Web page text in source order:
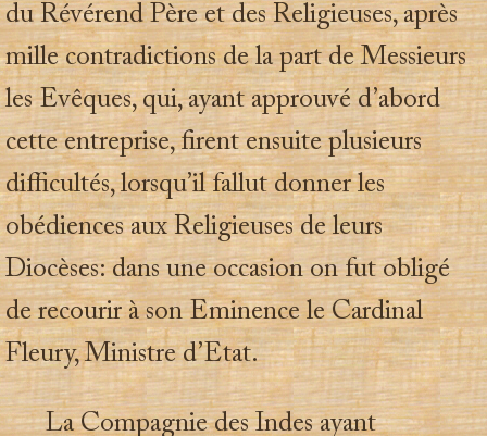
du Révérend Père et des Religieuses, après
mille contradictions de la part de Messieurs
les Evêques, qui, ayant approuvé d’abord
cette entreprise, firent ensuite plusieurs
difficultés, lorsqu’il fallut donner les
obédiences aux Religieuses de leurs
Diocèses: dans une occasion on fut obligé
de recourir à son Eminence le Cardinal
Fleury, Ministre d’Etat.
La Compagnie des Indes ayant